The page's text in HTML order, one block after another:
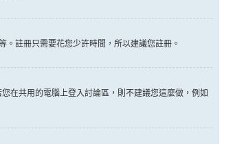
註冊只需要花您少許時間，所以建議您註冊。
在共用的電腦上登入討論區，則不建議您這麼做，例如